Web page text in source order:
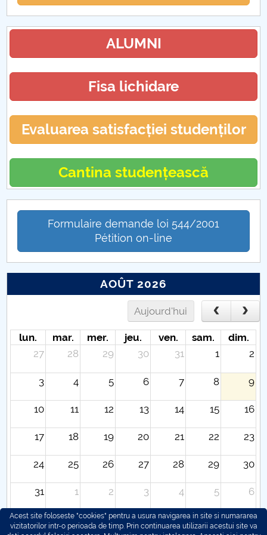
ALUMNI
Fisa lichidare
Evaluarea satisfacției studenților
Cantina studențească
Formulaire demande loi 544/2001
Pétition on-line
AOÛT 2026
Aujourd'hui
lun. mar. mer. jeu. ven. sam.
dim.
27
28 29 30 31 1 2
3 4 5 6 7 8 9
10 11 12 13 14 15 16
17 18 19 20 21 22 23
24 25 26 27 28 29 30
31 1 2 3 4 5 6
Acest site foloseste "cookies" pentru a usura navigarea in site si numararea
vizitatorilor intr-o perioada de timp. Prin continuarea utilizarii acestui site va